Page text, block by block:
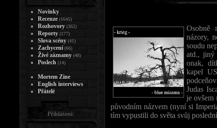
Osobně
názory,
soudu
atd., jiný
onak,
kapel
Judas
je
původním názvem (nyní si
tím vypustili do světa svůj
Novinky
Recenze (1645)
Rozhovory (362)
Reporty (177)
Slova scény (41)
Zachycení (66)
Živé záznamy (48)
Poslech (14)
Mortem Zine
English interviews
Přátelé
Přihlášení: